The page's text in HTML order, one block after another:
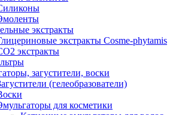
экстракты
экстракты Cosme-phytamis
экстракты
загустители, воски
(гелеобразователи)
для косметики